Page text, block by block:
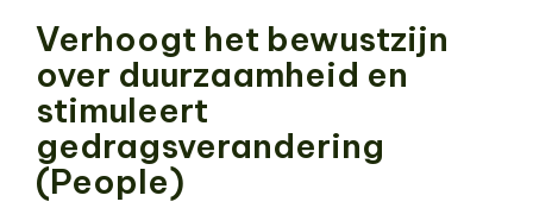
Verhoogt het bewustzijn
over duurzaamheid en
stimuleert
gedragsverandering
(People)